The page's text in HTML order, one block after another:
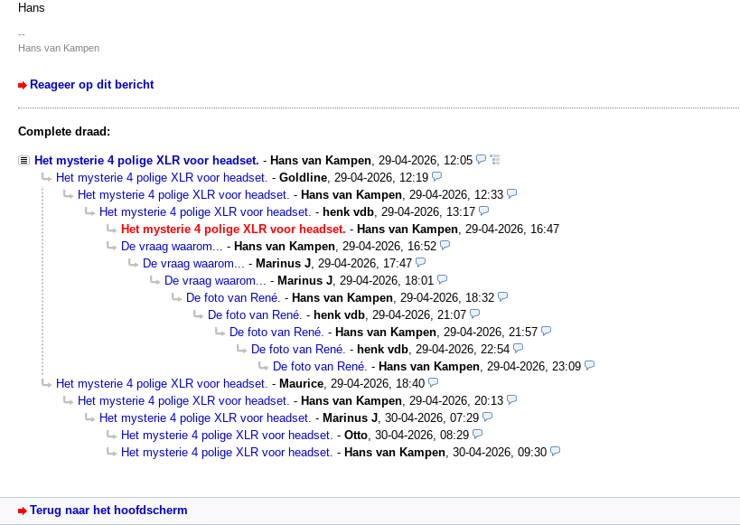
Hans
--
Hans van Kampen
Reageer op dit bericht
Complete draad:
Het mysterie 4 polige XLR voor headset. - Hans van Kampen, 29-04-2026, 12:05
Het mysterie 4 polige XLR voor headset. - Goldline, 29-04-2026, 12:19
Het mysterie 4 polige XLR voor headset. - Hans van Kampen, 29-04-2026, 12:33
Het mysterie 4 polige XLR voor headset. - henk vdb, 29-04-2026, 13:17
Het mysterie 4 polige XLR voor headset. - Hans van Kampen, 29-04-2026, 16:47
De vraag waarom... - Hans van Kampen, 29-04-2026, 16:52
De vraag waarom... - Marinus J, 29-04-2026, 17:47
De vraag waarom... - Marinus J, 29-04-2026, 18:01
De foto van René. - Hans van Kampen, 29-04-2026, 18:32
De foto van René. - henk vdb, 29-04-2026, 21:07
De foto van René. - Hans van Kampen, 29-04-2026, 21:57
De foto van René. - henk vdb, 29-04-2026, 22:54
De foto van René. - Hans van Kampen, 29-04-2026, 23:09
Het mysterie 4 polige XLR voor headset. - Maurice, 29-04-2026, 18:40
Het mysterie 4 polige XLR voor headset. - Hans van Kampen, 29-04-2026, 20:13
Het mysterie 4 polige XLR voor headset. - Marinus J, 30-04-2026, 07:29
Het mysterie 4 polige XLR voor headset. - Otto, 30-04-2026, 08:29
Het mysterie 4 polige XLR voor headset. - Hans van Kampen, 30-04-2026, 09:30
Terug naar het hoofdscherm